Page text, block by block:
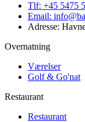
Tlf: +45 5475
Email:
Adresse:
Overnatning
Værelser
Golf & Go'nat
Restaurant
Restaurant